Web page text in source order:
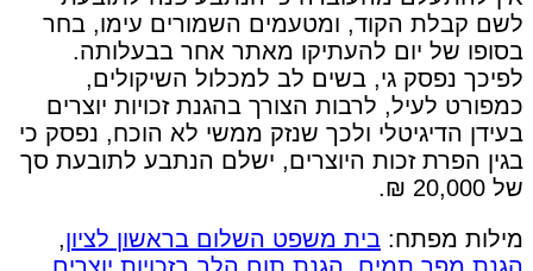
לשם קבלת הקוד, ומטעמים השמורים עימו, בחר
בסופו של יום להעתיקו מאתר אחר בבעלותה.
לפיכך נפסק גי, בשים לב למכלול השיקולים,
כמפורט לעיל, לרבות הצורך בהגנת זכויות יוצרים
בעידן הדיגיטלי ולכך שנזק ממשי לא הוכח, נפסק כי
בגין הפרת זכות היוצרים, ישלם הנתבע לתובעת סך
של 20,000 ₪.
מילות מפתח: בית משפט השלום בראשון לציון,